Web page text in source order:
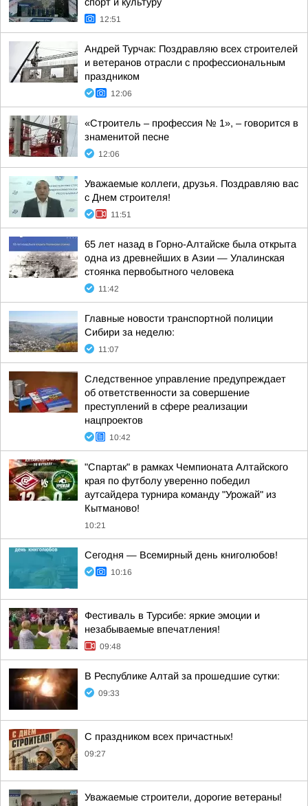
12:51
Андрей Турчак: Поздравляю всех строителей
и ветеранов отрасли с профессиональным
праздником
12:06
«Строитель – профессия № 1», – говорится в
знаменитой песне
12:06
Уважаемые коллеги, друзья. Поздравляю вас
с Днем строителя!
11:51
65 лет назад в Горно-Алтайске была открыта
одна из древнейших в Азии — Улалинская
стоянка первобытного человека
11:42
Главные новости транспортной полиции
Сибири за неделю:
11:07
Следственное управление предупреждает
об ответственности за совершение
преступлений в сфере реализации
нацпроектов
10:42
"Спартак" в рамках Чемпионата Алтайского
края по футболу уверенно победил
аутсайдера турнира команду "Урожай" из
Кытманово!
10:21
Сегодня — Всемирный день книголюбов!
10:16
Фестиваль в Турсибе: яркие эмоции и
незабываемые впечатления!
09:48
В Республике Алтай за прошедшие сутки:
09:33
С праздником всех причастных!
09:27
Уважаемые строители, дорогие ветераны!